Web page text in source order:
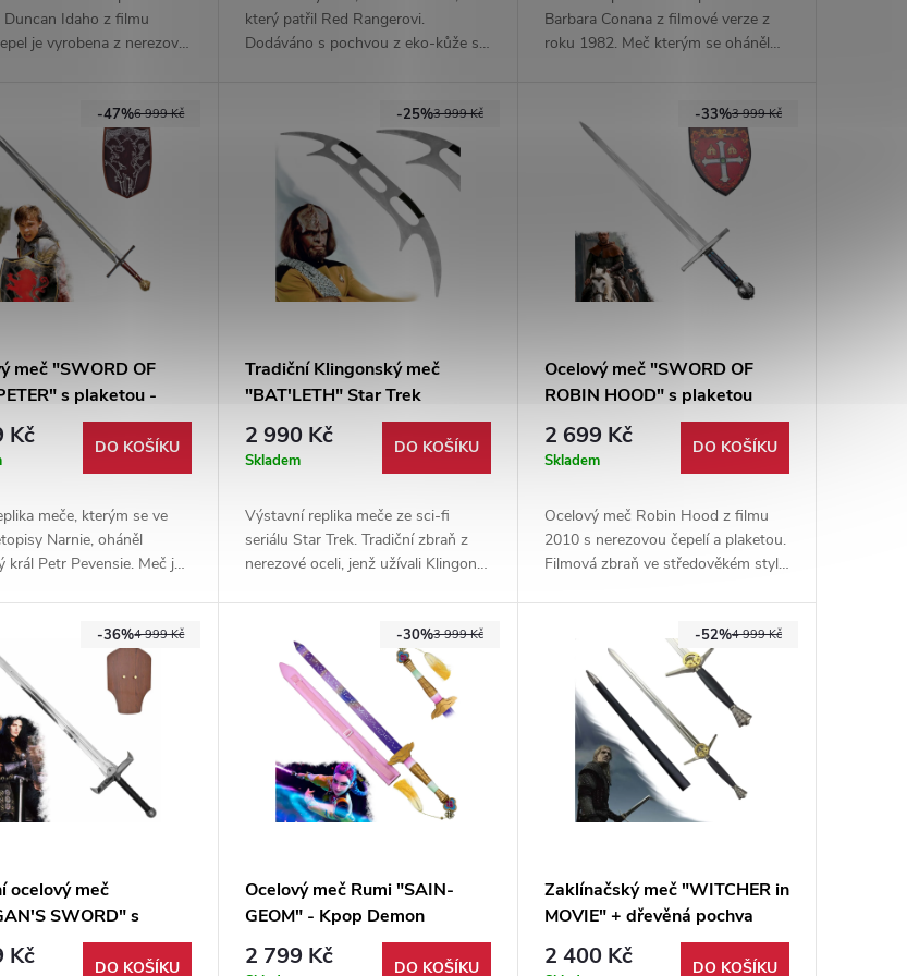
Duncan Idaho z filmu
je vyrobena z nerezové
který patřil Red Rangerovi.
Dodáváno s pochvou z eko-kůže s
Barbara Conana z filmové verze z
roku 1982. Meč kterým se oháněl
6 999 Kč
-47%
meč "SWORD OF
s plaketou -
Narnie
Kč DO KOŠÍKU
meče, kterým se ve
Narnie, oháněl
král Petr Pevensie. Meč je
3 999 Kč
-25%
Tradiční Klingonský meč
"BAT'LETH" Star Trek
2 990 Kč
Skladem
DO KOŠÍKU
Výstavní replika meče ze sci-fi
seriálu Star Trek. Tradiční zbraň z
nerezové oceli, jenž užívali Klingoni.
3 999 Kč
-33%
Ocelový meč "SWORD OF
ROBIN HOOD" s plaketou
2 699 Kč
Skladem
DO KOŠÍKU
Ocelový meč Robin Hood z filmu
2010 s nerezovou čepelí a plaketou.
Filmová zbraň ve středověkém stylu
4 999 Kč
-36%
ocelový meč
SWORD" s
- Highlander
Kč DO KOŠÍKU
3 999 Kč
-30%
Ocelový meč Rumi "SAIN-
GEOM" - Kpop Demon
Hunters
2 799 Kč DO KOŠÍKU
4 999 Kč
-52%
Zaklínačský meč "WITCHER in
MOVIE" + dřevěná pochva
ZAKLÍNAČ II. Jakost
2 400 Kč DO KOŠÍKU